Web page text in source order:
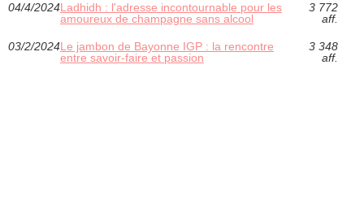
04/4/2024Ladhidh : l'adresse incontournable pour les
amoureux de champagne sans alcool
3 772
aff.
03/2/2024Le jambon de Bayonne IGP : la rencontre
entre savoir-faire et passion
3 348
aff.